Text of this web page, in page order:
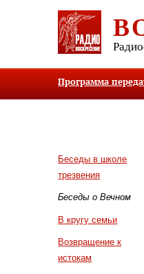
Программа
Беседы в школе
трезвения
Беседы о Вечном
В кругу семьи
Возвращение к
истокам